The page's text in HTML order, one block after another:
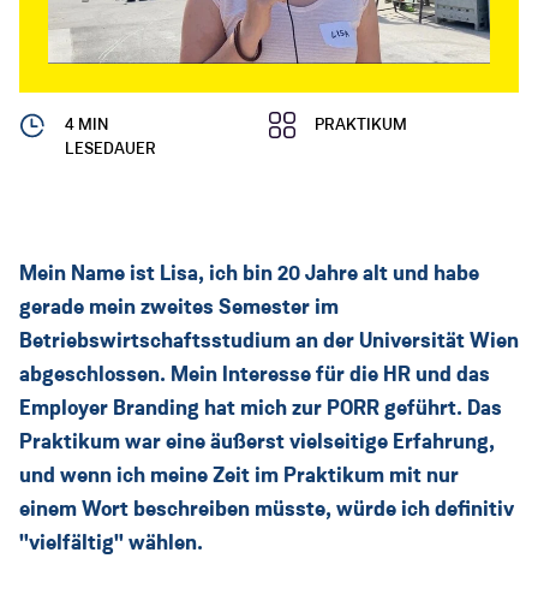
PORR Campus
FAQ
Praktikum für Studierende
FAQ
Direkteinstieg
Unsere Bereiche
Jobprofile
4 MIN
LESEDAUER
PRAKTIKUM
Mein Name ist Lisa, ich bin 20 Jahre alt und habe
gerade mein zweites Semester im
Betriebswirtschaftsstudium an der Universität Wien
abgeschlossen. Mein Interesse für die HR und das
Employer Branding hat mich zur PORR geführt. Das
Praktikum war eine äußerst vielseitige Erfahrung,
und wenn ich meine Zeit im Praktikum mit nur
einem Wort beschreiben müsste, würde ich definitiv
"vielfältig" wählen.